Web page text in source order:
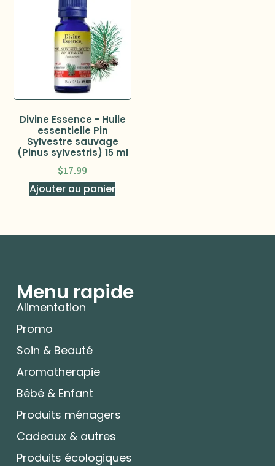
Divine Essence - Huile
essentielle Pin
Sylvestre sauvage
(Pinus sylvestris) 15 ml
$17.99
Ajouter au panier
Menu rapide
Alimentation
Promo
Soin & Beauté
Aromatherapie
Bébé & Enfant
Produits ménagers
Cadeaux & autres
Produits écologiques